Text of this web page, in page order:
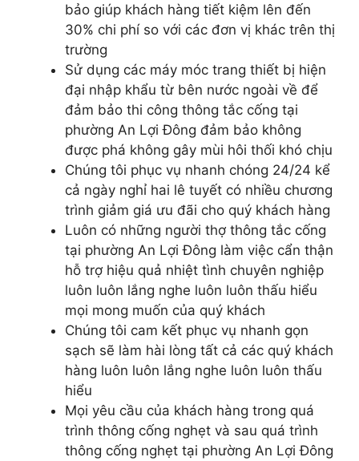
bảo giúp khách hàng tiết kiệm lên đến
30% chi phí so với các đơn vị khác trên thị
trường
Sử dụng các máy móc trang thiết bị hiện
đại nhập khẩu từ bên nước ngoài về để
đảm bảo thi công thông tắc cống tại
phường An Lợi Đông đảm bảo không
được phá không gây mùi hôi thối khó chịu
Chúng tôi phục vụ nhanh chóng 24/24 kể
cả ngày nghỉ hai lê tuyết có nhiều chương
trình giảm giá ưu đãi cho quý khách hàng
Luôn có những người thợ thông tắc cống
tại phường An Lợi Đông làm việc cẩn thận
hỗ trợ hiệu quả nhiệt tình chuyên nghiệp
luôn luôn lắng nghe luôn luôn thấu hiểu
mọi mong muốn của quý khách
Chúng tôi cam kết phục vụ nhanh gọn
sạch sẽ làm hài lòng tất cả các quý khách
hàng luôn luôn lắng nghe luôn luôn thấu
hiểu
Mọi yêu cầu của khách hàng trong quá
trình thông cống nghẹt và sau quá trình
thông cống nghẹt tại phường An Lợi Đông